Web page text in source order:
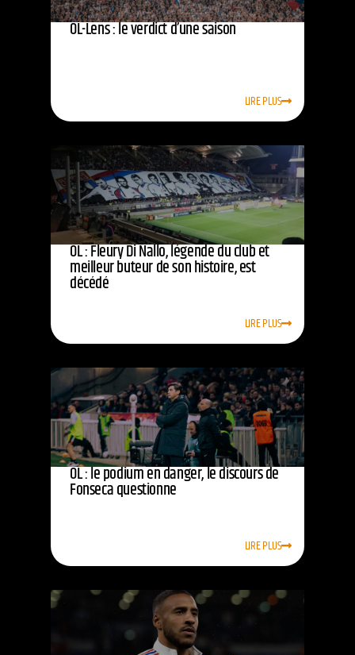
OL-Lens : le verdict d’une saison
LIRE PLUS
OL : Fleury Di Nallo, légende du club et
meilleur buteur de son histoire, est
décédé
LIRE PLUS
OL : le podium en danger, le discours de
Fonseca questionne
LIRE PLUS